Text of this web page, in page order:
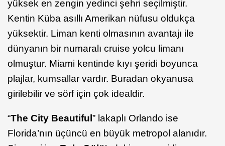
yüksek en zengin yedinci şehri seçilmiştir.
Kentin Küba asıllı Amerikan nüfusu oldukça
yüksektir. Liman kenti olmasının avantajı ile
dünyanın bir numaralı cruise yolcu limanı
olmuştur. Miami kentinde kıyı şeridi boyunca
plajlar, kumsallar vardır. Buradan okyanusa
girilebilir ve sörf için çok idealdir.
“The City Beautiful ” lakaplı Orlando ise
Florida’nın üçüncü en büyük metropol alanıdır.